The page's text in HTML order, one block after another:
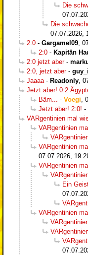
Die
Die
07.07.2026,
2:0 - Gargamel09
2:0 - Kapitän
2:0 jetzt aber-
2:0, jetzt aber-
Jaaaa - Readonly
Jetzt aber! 0:2
Bäm...
- Voegi
Jetzt aber! 2:0! -
VARgentinien mal
VARgentinien
VARgentinien
07.07.2026,
VARgentinien
Ein
VARgentinien